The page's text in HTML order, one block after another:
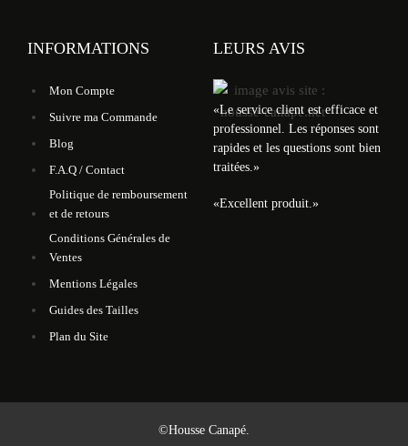
INFORMATIONS
Mon Compte
Suivre ma Commande
Blog
F.A.Q / Contact
Politique de remboursement
et de retours
Conditions Générales de
Ventes
Mentions Légales
Guides des Tailles
Plan du Site
LEURS AVIS
«Le service client est efficace et
professionnel. Les réponses sont
rapides et les questions sont bien
traitées. »
«Excellent produit.»
©Housse Canapé.